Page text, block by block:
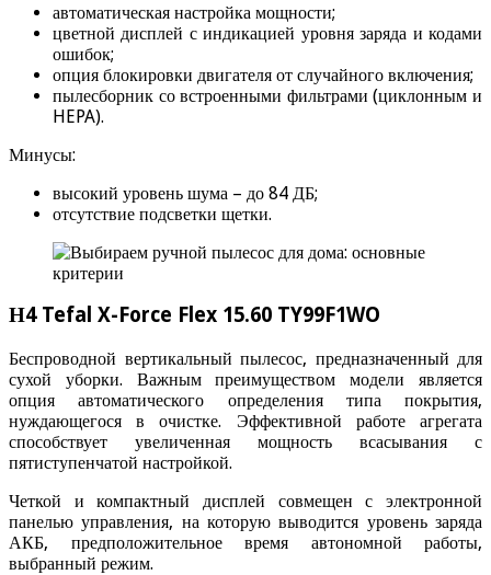
автоматическая настройка мощности;
цветной дисплей с индикацией уровня заряда и кодами
ошибок;
опция блокировки двигателя от случайного включения;
пылесборник со встроенными фильтрами (циклонным и
HEPA).
Минусы:
высокий уровень шума – до 84 ДБ;
отсутствие подсветки щетки.
Н4 Tefal X-Force Flex 15.60 TY99F1WO
Беспроводной вертикальный пылесос, предназначенный для
сухой уборки. Важным преимуществом модели является
опция автоматического определения типа покрытия,
нуждающегося в очистке. Эффективной работе агрегата
способствует увеличенная мощность всасывания с
пятиступенчатой настройкой.
Четкой и компактный дисплей совмещен с электронной
панелью управления, на которую выводится уровень заряда
АКБ, предположительное время автономной работы,
выбранный режим.